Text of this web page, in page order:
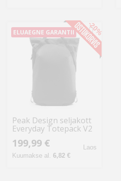
Peak Design seljakott
Everyday Totepack V2
20L, must
199,99 €
Kuumakse al. 6,82 €
Laos
ELUAEGNE GARANTII -20%